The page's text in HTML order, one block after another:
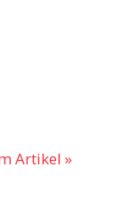
Artikel »